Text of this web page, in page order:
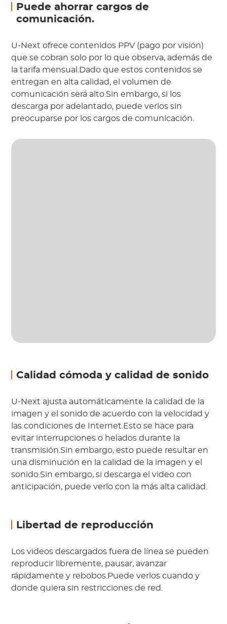
Puede ahorrar cargos de
comunicación.
U-Next ofrece contenidos PPV (pago por visión)
que se cobran solo por lo que observa, además de
la tarifa mensual.Dado que estos contenidos se
entregan en alta calidad, el volumen de
comunicación será alto.Sin embargo, si los
descarga por adelantado, puede verlos sin
preocuparse por los cargos de comunicación.
Calidad cómoda y calidad de sonido
U-Next ajusta automáticamente la calidad de la
imagen y el sonido de acuerdo con la velocidad y
las condiciones de Internet.Esto se hace para
evitar interrupciones o helados durante la
transmisión.Sin embargo, esto puede resultar en
una disminución en la calidad de la imagen y el
sonido.Sin embargo, si descarga el video con
anticipación, puede verlo con la más alta calidad.
Libertad de reproducción
Los videos descargados fuera de línea se pueden
reproducir libremente, pausar, avanzar
rápidamente y rebobos.Puede verlos cuando y
donde quiera sin restricciones de red.